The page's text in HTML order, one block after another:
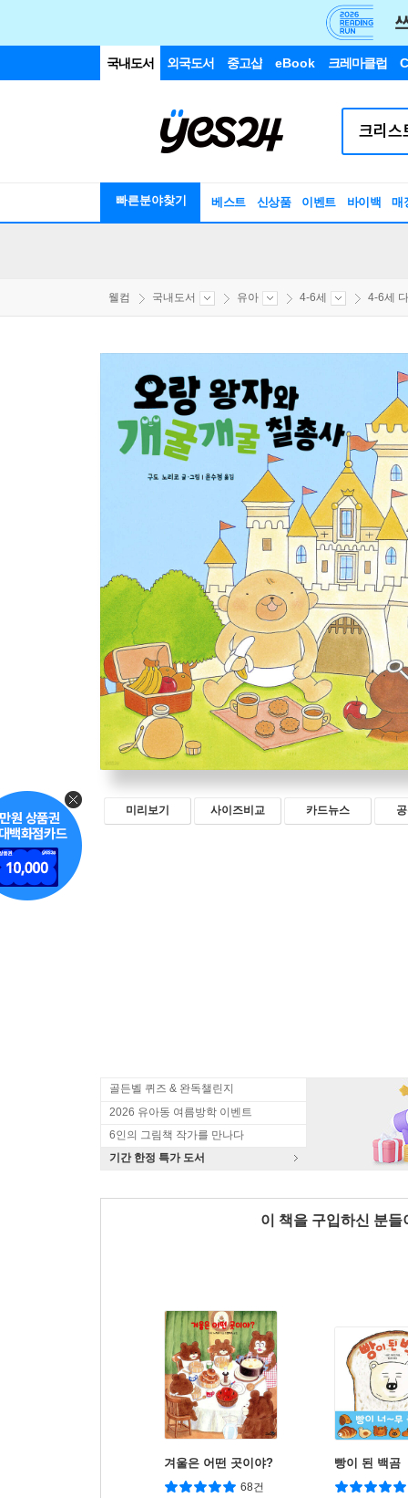
국내도서 외국도서 중고샵 eBook 크레마클럽
빠른분야찾기 베스트 신상품 이벤트 바이백 매
웰컴 국내도서 유아 4-6세 4-6세
미리보기 사이즈비교 카드뉴스
골든벨 퀴즈 & 완독챌린지
2026 유아동 여름방학 이벤트
6인의 그림책 작가를 만나다
기간 한정 특가 도서
이 책을 구입하신 분
겨울은 어떤 곳이야?
68건
빵이 된 백곰